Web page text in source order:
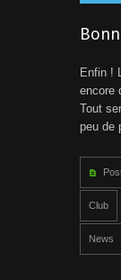
Enfin !
encore
Tout
peu de
Club
News